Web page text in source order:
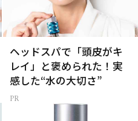
ヘッドスパで「頭皮がキ
レイ」と褒められた！実
感した“水の大切さ”